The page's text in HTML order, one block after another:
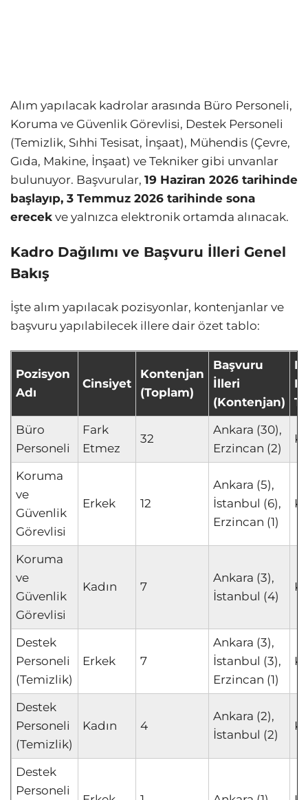
Alım yapılacak kadrolar arasında Büro Personeli,
Koruma ve Güvenlik Görevlisi, Destek Personeli
(Temizlik, Sıhhi Tesisat, İnşaat), Mühendis (Çevre,
Gıda, Makine, İnşaat) ve Tekniker gibi unvanlar
bulunuyor. Başvurular, 19 Haziran 2026 tarihinde
başlayıp, 3 Temmuz 2026 tarihinde sona
erecek ve yalnızca elektronik ortamda alınacak.
Kadro Dağılımı ve Başvuru İlleri Genel
Bakış
İşte alım yapılacak pozisyonlar, kontenjanlar ve
başvuru yapılabilecek illere dair özet tablo:
Pozisyon
Adı
Cinsiyet
Kontenjan
(Toplam)
Başvuru
İlleri
(Kontenjan)
Büro
Personeli
Fark
Etmez
32
Ankara (30),
Erzincan (2)
Koruma
ve
Güvenlik
Görevlisi
Erkek 12
Ankara (5),
İstanbul (6),
Erzincan (1)
Koruma
ve
Güvenlik
Görevlisi
Kadın 7
Ankara (3),
İstanbul (4)
Destek
Personeli
(Temizlik)
Erkek 7
Ankara (3),
İstanbul (3),
Erzincan (1)
Destek
Personeli
(Temizlik)
Kadın 4
Ankara (2),
İstanbul (2)
Destek
Personeli